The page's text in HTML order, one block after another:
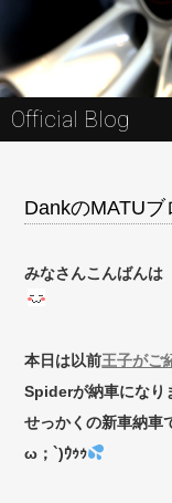
Official Blog
DankのMATU
みなさんこんばんは
本日は以前王子がご
Spiderが納車になり
せっかくの新車納車
ω；`)ｳｩｩ